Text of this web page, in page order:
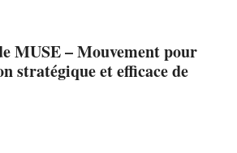
MUSE – Mouvement pour
stratégique et efficace de